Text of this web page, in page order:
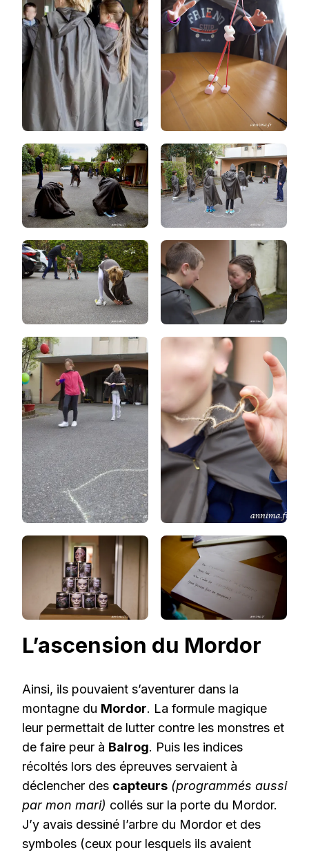
L’ascension du Mordor
Ainsi, ils pouvaient s’aventurer dans la
montagne du Mordor. La formule magique
leur permettait de lutter contre les monstres et
de faire peur à Balrog. Puis les indices
récoltés lors des épreuves servaient à
déclencher des capteurs (programmés aussi
par mon mari) collés sur la porte du Mordor.
J’y avais dessiné l’arbre du Mordor et des
symboles (ceux pour lesquels ils avaient